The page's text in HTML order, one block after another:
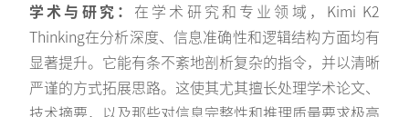
学术与研究： 在学术研究和专业领域，Kimi K2
Thinking在分析深度、信息准确性和逻辑结构方面均有
显著提升。它能有条不紊地剖析复杂的指令，并以清晰
严谨的方式拓展思路。这使其尤其擅长处理学术论文、
技术摘要，以及那些对信息完整性和推理质量要求极高